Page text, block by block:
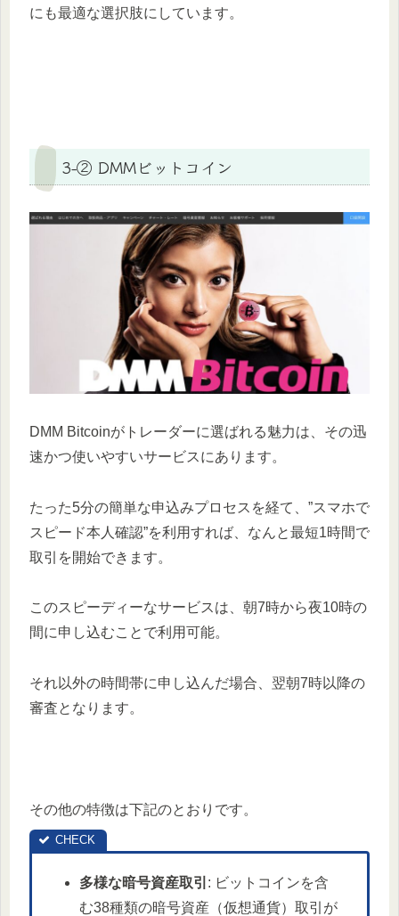
にも最適な選択肢にしています。
3-② DMMビットコイン
DMM Bitcoinがトレーダーに選ばれる魅力は、その迅
速かつ使いやすいサービスにあります。
たった5分の簡単な申込みプロセスを経て、”スマホで
スピード本人確認”を利用すれば、なんと最短1時間で
取引を開始できます。
このスピーディーなサービスは、朝7時から夜10時の
間に申し込むことで利用可能。
それ以外の時間帯に申し込んだ場合、翌朝7時以降の
審査となります。
その他の特徴は下記のとおりです。
多様な暗号資産取引 : ビットコインを含
む38種類の暗号資産（仮想通貨）取引が